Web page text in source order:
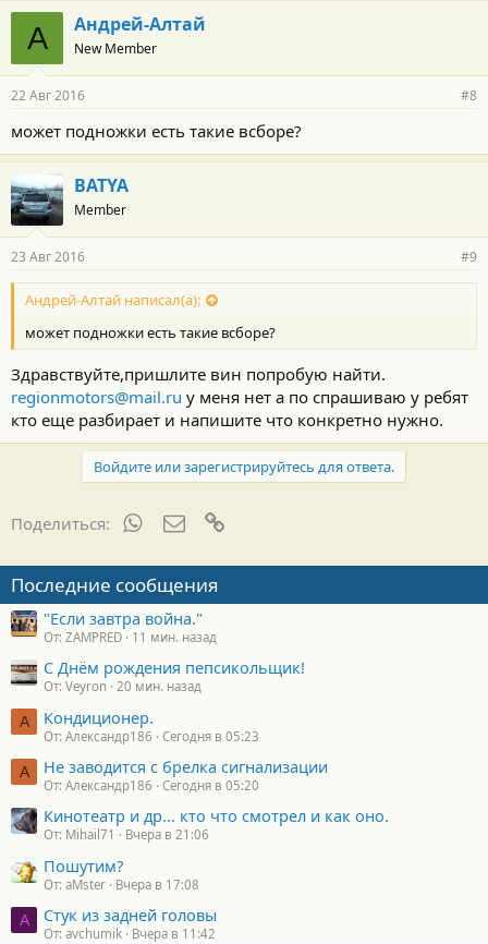
А Андрей-Алтай
New Member
22 Авг 2016 #8
может подножки есть такие всборе?
BATYA
Member
23 Авг 2016 #9
Андрей-Алтай написал(а):
может подножки есть такие всборе?
Здравствуйте,пришлите вин попробую найти.
regionmotors@mail.ru у меня нет а по спрашиваю у ребят
кто еще разбирает и напишите что конкретно нужно.
Войдите или зарегистрируйтесь для ответа.
Поделиться: WhatsAppЭлектронная почта
Последние сообщения
"Если завтра война."
От: ZAMPRED 11 мин. назад
С Днём рождения пепсикольщик!
От: Veyron 20 мин. назад
А Кондиционер.
От: Александр186 Сегодня в 05:23
А Не заводится с брелка сигнализации
От: Александр186 Сегодня в 05:20
Кинотеатр и др... кто что смотрел и как оно.
От: Mihail71 Вчера в 21:06
Пошутим?
От: aMster Вчера в 17:08
A Стук из задней головы
От: avchumik Вчера в 11:42